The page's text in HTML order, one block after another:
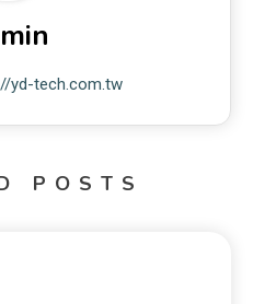
yd-tech.com.tw
POSTS